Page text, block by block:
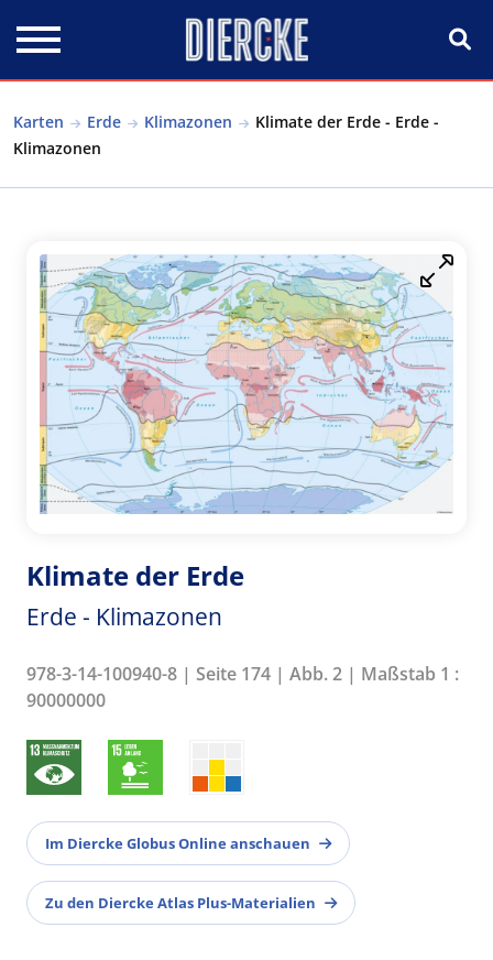
Karten Erde Klimazonen
Klimate der Erde - Erde -
Klimazonen
Klimate der Erde
Erde - Klimazonen
978-3-14-100940-8 | Seite 174 | Abb. 2 | Maßstab 1 :
90000000
Im Diercke Globus Online anschauen
Zu den Diercke Atlas Plus-Materialien